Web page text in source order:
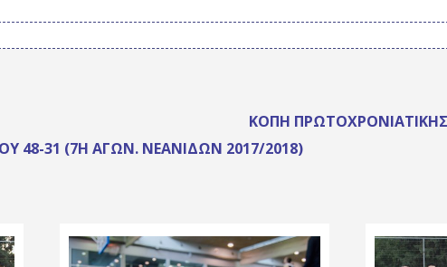
ΚΟΠΉ
48-31 (7Η ΑΓΩΝ. ΝΕΑΝΊΔΩΝ 2017/2018)